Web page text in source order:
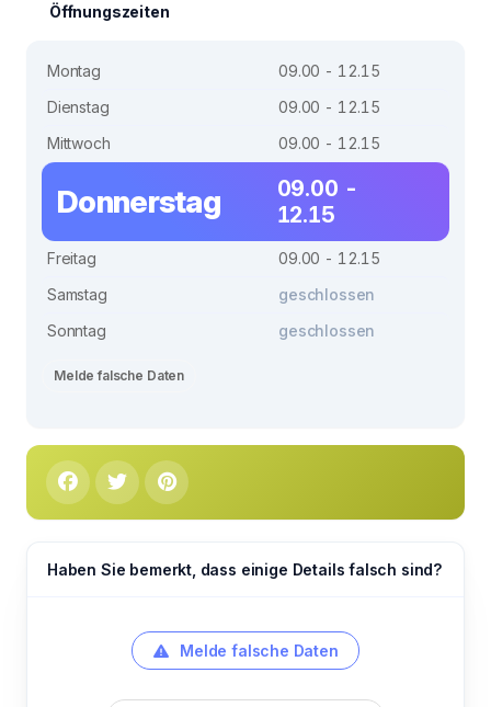
Öffnungszeiten
Montag
09.00 - 12.15
Dienstag
09.00 - 12.15
Mittwoch
09.00 - 12.15
Donnerstag
09.00 -
12.15
Freitag
09.00 - 12.15
Samstag
geschlossen
Sonntag
geschlossen
Melde falsche Daten
Haben Sie bemerkt, dass einige Details falsch sind?
Melde falsche Daten